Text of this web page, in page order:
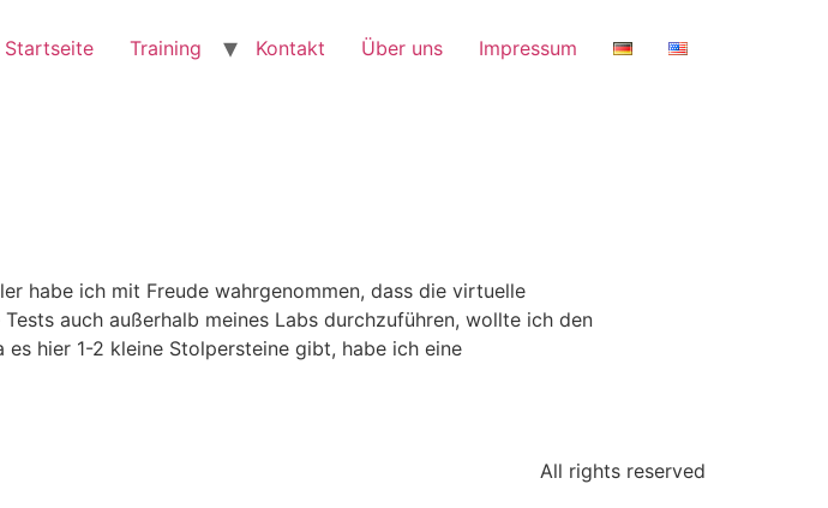
Startseite Training Kontakt Über uns Impressum
habe ich mit Freude wahrgenommen, dass die virtuelle
auch außerhalb meines Labs durchzuführen, wollte ich den
hier 1-2 kleine Stolpersteine gibt, habe ich eine
All rights reserved